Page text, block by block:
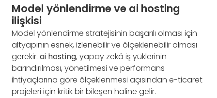
Model yönlendirme ve ai hosting
ilişkisi
Model yönlendirme stratejisinin başarılı olması için
altyapının esnek, izlenebilir ve ölçeklenebilir olması
gerekir. ai hosting, yapay zekâ iş yüklerinin
barındırılması, yönetilmesi ve performans
ihtiyaçlarına göre ölçeklenmesi açısından e-ticaret
projeleri için kritik bir bileşen haline gelir.